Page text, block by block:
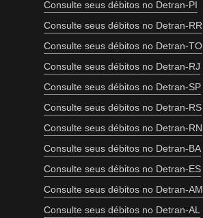
Consulte seus débitos no Detran-PI
Consulte seus débitos no Detran-RR
Consulte seus débitos no Detran-TO
Consulte seus débitos no Detran-RJ
Consulte seus débitos no Detran-SP
Consulte seus débitos no Detran-RS
Consulte seus débitos no Detran-RN
Consulte seus débitos no Detran-BA
Consulte seus débitos no Detran-ES
Consulte seus débitos no Detran-AM
Consulte seus débitos no Detran-AL